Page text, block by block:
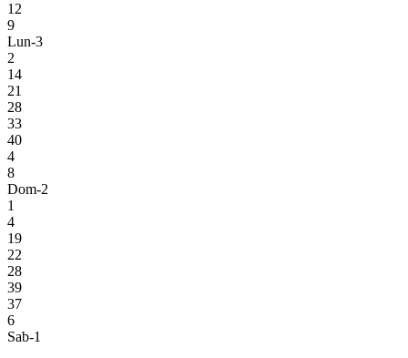
12
9
Lun-3
2
14
21
28
33
40
4
8
Dom-2
1
4
19
22
28
39
37
6
Sab-1